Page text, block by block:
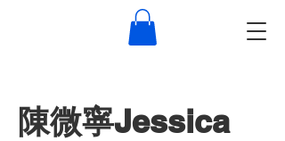
陳微寧Jessica